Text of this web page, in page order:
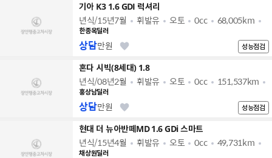
기아 K3 1.6 GDI 럭셔리
년식/15년7월 휘발유 오토 0cc 68,005km
한종옥딜러
성능점검
상담만원
혼다 시빅(8세대) 1.8
년식/08년2월 휘발유 오토 0cc 151,537km
홍상남딜러
성능점검
상담만원
현대 더 뉴아반떼MD 1.6 GDi 스마트
년식/15년4월 휘발유 오토 0cc 49,731km
채상원딜러